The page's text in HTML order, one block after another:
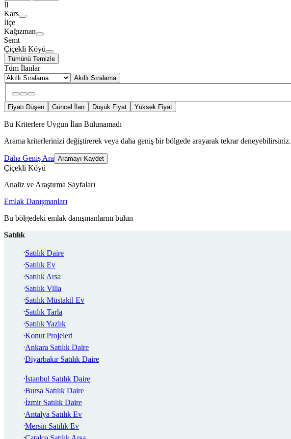
İl
Kars
İlçe
Kağızman
Semt
Çiçekli Köyü
Tümünü Temizle
Tüm İlanlar
Akıllı Sıralama
Fiyatı Düşen Güncel İlan Düşük Fiyat Yüksek Fiyat
Bu Kriterlere Uygun İlan Bulunamadı
Arama kriterlerinizi değiştirerek veya daha geniş bir bölgede arayarak tekrar deneyebilirsiniz.
Daha Geniş Ara Aramayı Kaydet
Çiçekli Köyü
Analiz ve Araştırma Sayfaları
Emlak Danışmanları
Bu bölgedeki emlak danışmanlarını bulun
Satılık
Satılık Daire
Satılık Ev
Satılık Arsa
Satılık Villa
Satılık Müstakil Ev
Satılık Tarla
Satılık Yazlık
Konut Projeleri
Ankara Satılık Daire
Diyarbakır Satılık Daire
İstanbul Satılık Daire
Bursa Satılık Daire
İzmir Satılık Daire
Antalya Satılık Ev
Mersin Satılık Ev